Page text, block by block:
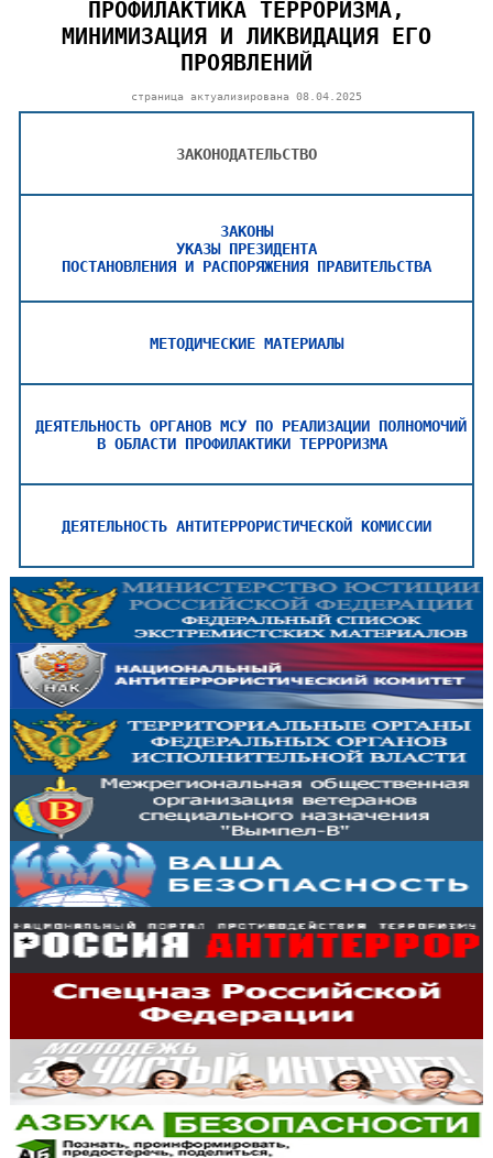
ПРОФИЛАКТИКА ТЕРРОРИЗМА,
МИНИМИЗАЦИЯ И ЛИКВИДАЦИЯ ЕГО
ПРОЯВЛЕНИЙ
страница актуализирована 08.04.2025
ЗАКОНОДАТЕЛЬСТВО
ЗАКОНЫ
УКАЗЫ ПРЕЗИДЕНТА
ПОСТАНОВЛЕНИЯ И РАСПОРЯЖЕНИЯ ПРАВИТЕЛЬСТВА
МЕТОДИЧЕСКИЕ МАТЕРИАЛЫ
ДЕЯТЕЛЬНОСТЬ ОРГАНОВ МСУ ПО РЕАЛИЗАЦИИ ПОЛНОМОЧИЙ
В ОБЛАСТИ ПРОФИЛАКТИКИ ТЕРРОРИЗМА
ДЕЯТЕЛЬНОСТЬ АНТИТЕРРОРИСТИЧЕСКОЙ КОМИССИИ